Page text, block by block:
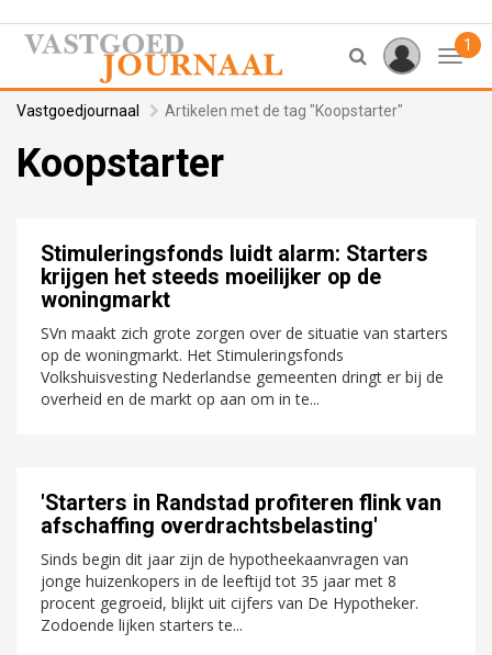
1
Vastgoedjournaal Artikelen met de tag "Koopstarter"
Koopstarter
Stimuleringsfonds luidt alarm: Starters
krijgen het steeds moeilijker op de
woningmarkt
SVn maakt zich grote zorgen over de situatie van starters
op de woningmarkt. Het Stimuleringsfonds
Volkshuisvesting Nederlandse gemeenten dringt er bij de
overheid en de markt op aan om in te...
'Starters in Randstad profiteren flink van
afschaffing overdrachtsbelasting'
Sinds begin dit jaar zijn de hypotheekaanvragen van
jonge huizenkopers in de leeftijd tot 35 jaar met 8
procent gegroeid, blijkt uit cijfers van De Hypotheker.
Zodoende lijken starters te...